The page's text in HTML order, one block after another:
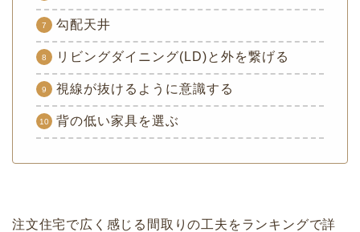
勾配天井
リビングダイニング(LD)と外を繋げる
視線が抜けるように意識する
背の低い家具を選ぶ
注文住宅で広く感じる間取りの工夫をランキングで詳